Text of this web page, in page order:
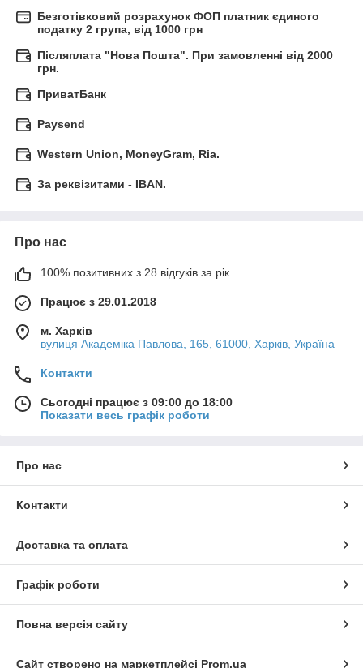
Безготівковий розрахунок ФОП платник єдиного
податку 2 група, від 1000 грн
Післяплата "Нова Пошта". При замовленні від 2000
грн.
ПриватБанк
Paysend
Western Union, MoneyGram, Ria.
За реквізитами - IBAN.
Про нас
100% позитивних з 28 відгуків за рік
Працює з 29.01.2018
м. Харків
вулиця Академіка Павлова, 165, 61000, Харків, Україна
Контакти
Сьогодні працює з 09:00 до 18:00
Показати весь графік роботи
Про нас
Контакти
Доставка та оплата
Графік роботи
Повна версія сайту
Сайт створено на маркетплейсі Prom.ua